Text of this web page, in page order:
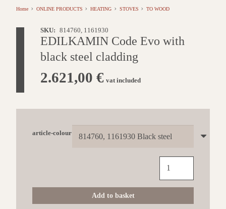
Home ONLINE PRODUCTS HEATING STOVES TO WOOD
SKU: 814760, 1161930
EDILKAMIN Code Evo with
black steel cladding
2.621,00 € vat included
article-colour
Code
Evo
Add to basket